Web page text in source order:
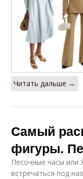
Читать дальше →
Самый
фигуры.
Песочные часы или
встречаться под